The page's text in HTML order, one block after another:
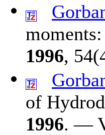
1996,
of
1996. —